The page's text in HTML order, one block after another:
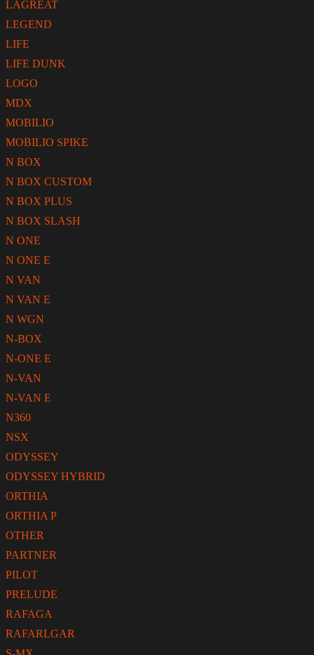
LAGREAT
LEGEND
LIFE
LIFE DUNK
LOGO
MDX
MOBILIO
MOBILIO SPIKE
N BOX
N BOX CUSTOM
N BOX PLUS
N BOX SLASH
N ONE
N ONE E
N VAN
N VAN E
N WGN
N-BOX
N-ONE E
N-VAN
N-VAN E
N360
NSX
ODYSSEY
ODYSSEY HYBRID
ORTHIA
ORTHIA P
OTHER
PARTNER
PILOT
PRELUDE
RAFAGA
RAFARLGAR